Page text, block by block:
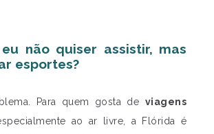
não quiser assistir, mas
esportes?
Para quem gosta de viagens
ao ar livre, a Flórida é